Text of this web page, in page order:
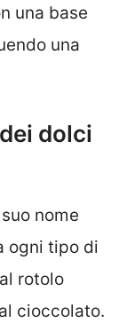
una base
una
dolci
nome
ogni tipo di
rotolo
cioccolato.